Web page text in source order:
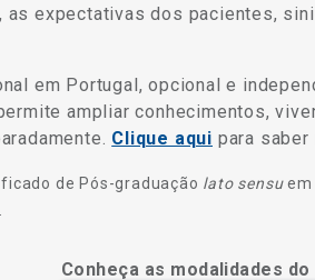
as expectativas dos pacientes,
em Portugal, opcional e
ampliar conhecimentos,
Clique aqui para saber
de Pós-graduação lato sensuem
Conheça as modalidades